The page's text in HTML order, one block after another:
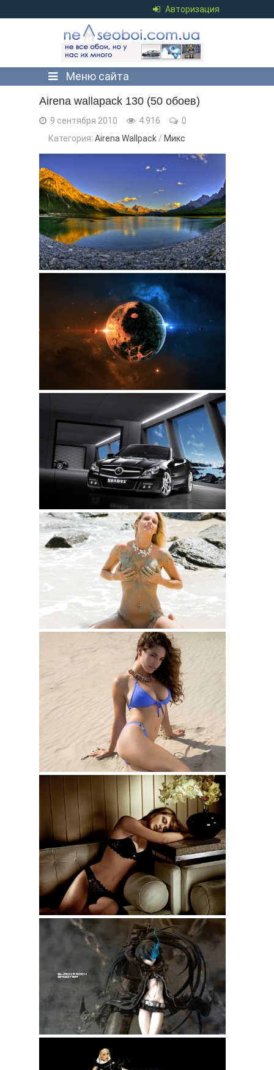
Авторизация
Меню сайта
Airena wallapack 130 (50 обоев)
9 сентября 2010 4 916
0
Категория: Airena Wallpack / Микс